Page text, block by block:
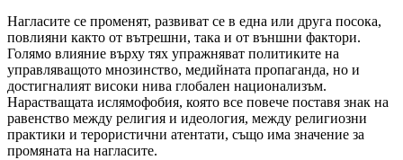
Нагласите се променят, развиват се в една или друга посока,
повлияни както от вътрешни, така и от външни фактори.
Голямо влияние върху тях упражняват политиките на
управляващото мнозинство, медийната пропаганда, но и
достигналият високи нива глобален национализъм.
Нарастващата ислямофобия, която все повече поставя знак на
равенство между религия и идеология, между религиозни
практики и терористични атентати, също има значение за
промяната на нагласите.